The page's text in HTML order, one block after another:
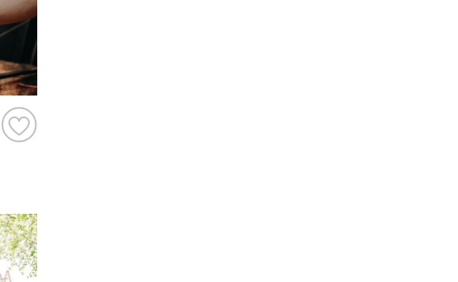
veel plezier met het plannen van deze bijzondere
geweldige tijd van en geniet van elk moment!